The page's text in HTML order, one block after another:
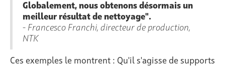
Globalement, nous obtenons désormais un
meilleur résultat de nettoyage".
- Francesco Franchi, directeur de production,
NTK
Ces exemples le montrent : Qu'il s'agisse de supports